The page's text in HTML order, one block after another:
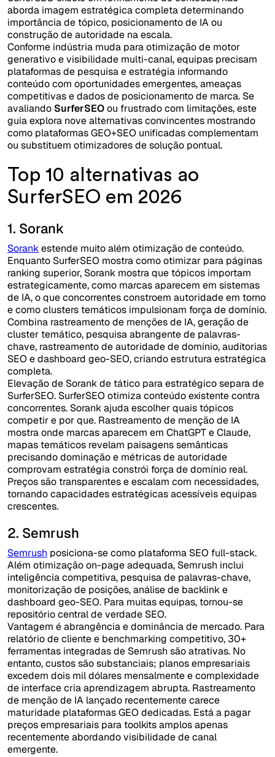
aborda imagem estratégica completa determinando
importância de tópico, posicionamento de IA ou
construção de autoridade na escala.
Conforme indústria muda para otimização de motor
generativo e visibilidade multi-canal, equipas precisam
plataformas de pesquisa e estratégia informando
conteúdo com oportunidades emergentes, ameaças
competitivas e dados de posicionamento de marca. Se
avaliando SurferSEOou frustrado com limitações, este
guia explora nove alternativas convincentes mostrando
como plataformas GEO+SEO unificadas complementam
ou substituem otimizadores de solução pontual.
Top 10 alternativas ao
SurferSEO em 2026
1. Sorank
Sorankestende muito além otimização de conteúdo.
Enquanto SurferSEO mostra como otimizar para páginas
ranking superior, Sorank mostra que tópicos importam
estrategicamente, como marcas aparecem em sistemas
de IA, o que concorrentes constroem autoridade em torno
e como clusters temáticos impulsionam força de domínio.
Combina rastreamento de menções de IA, geração de
cluster temático, pesquisa abrangente de palavras-
chave, rastreamento de autoridade de domínio, auditorias
SEO e dashboard geo-SEO, criando estrutura estratégica
completa.
Elevação de Sorank de tático para estratégico separa de
SurferSEO. SurferSEO otimiza conteúdo existente contra
concorrentes. Sorank ajuda escolher quais tópicos
competir e por que. Rastreamento de menção de IA
mostra onde marcas aparecem em ChatGPT e Claude,
mapas temáticos revelam paisagens semânticas
precisando dominação e métricas de autoridade
comprovam estratégia constrói força de domínio real.
Preços são transparentes e escalam com necessidades,
tornando capacidades estratégicas acessíveis equipas
crescentes.
2. Semrush
Semrush posiciona-se como plataforma SEO full-stack.
Além otimização on-page adequada, Semrush inclui
inteligência competitiva, pesquisa de palavras-chave,
monitorização de posições, análise de backlink e
dashboard geo-SEO. Para muitas equipas, tornou-se
repositório central de verdade SEO.
Vantagem é abrangência e dominância de mercado. Para
relatório de cliente e benchmarking competitivo, 30+
ferramentas integradas de Semrush são atrativas. No
entanto, custos são substanciais; planos empresariais
excedem dois mil dólares mensalmente e complexidade
de interface cria aprendizagem abrupta. Rastreamento
de menção de IA lançado recentemente carece
maturidade plataformas GEO dedicadas. Está a pagar
preços empresariais para toolkits amplos apenas
recentemente abordando visibilidade de canal
emergente.